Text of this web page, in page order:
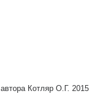
Котляр О.Г. 2015